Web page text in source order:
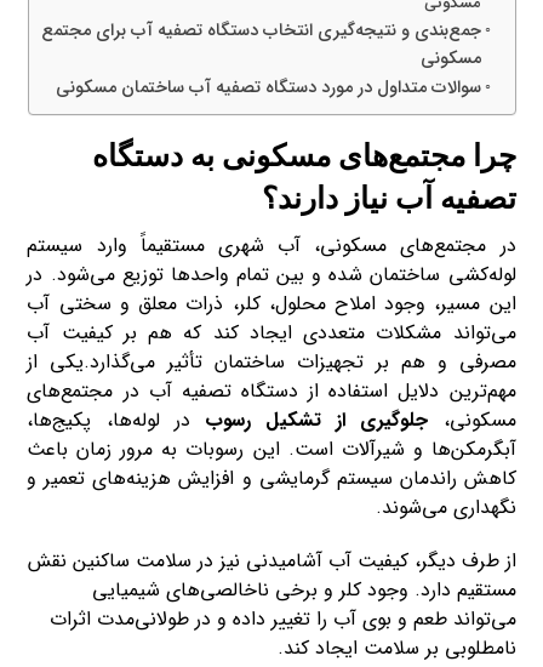
جمع‌بندی و نتیجه‌گیری انتخاب دستگاه تصفیه آب برای مجتمع‌
مسکونی
سوالات متداول در مورد دستگاه تصفیه آب ساختمان مسکونی
چرا مجتمع‌های مسکونی به دستگاه
تصفیه آب نیاز دارند؟
در مجتمع‌های مسکونی، آب شهری مستقیماً وارد سیستم
لوله‌کشی ساختمان شده و بین تمام واحدها توزیع می‌شود. در
این مسیر، وجود املاح محلول، کلر، ذرات معلق و سختی آب
می‌تواند مشکلات متعددی ایجاد کند که هم بر کیفیت آب
مصرفی و هم بر تجهیزات ساختمان تأثیر می‌گذارد.یکی از
مهم‌ترین دلایل استفاده از دستگاه تصفیه آب در مجتمع‌های
مسکونی، جلوگیری از تشکیل رسوب در لوله‌ها، پکیج‌ها،
آبگرمکن‌ها و شیرآلات است. این رسوبات به مرور زمان باعث
کاهش راندمان سیستم گرمایشی و افزایش هزینه‌های تعمیر و
نگهداری می‌شوند.
از طرف دیگر، کیفیت آب آشامیدنی نیز در سلامت ساکنین نقش
مستقیم دارد. وجود کلر و برخی ناخالصی‌های شیمیایی
می‌تواند طعم و بوی آب را تغییر داده و در طولانی‌مدت اثرات
نامطلوبی بر سلامت ایجاد کند.